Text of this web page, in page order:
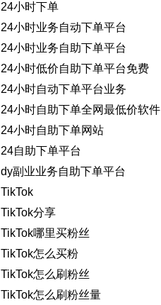
24小时下单
24小时业务自动下单平台
24小时业务自助下单平台
24小时低价自助下单平台免费
24小时自动下单平台业务
24小时自助下单全网最低价软件
24小时自助下单网站
24自助下单平台
dy副业业务自助下单平台
TikTok
TikTok分享
TikTok哪里买粉丝
TikTok怎么买粉
TikTok怎么刷粉丝
TikTok怎么刷粉丝量